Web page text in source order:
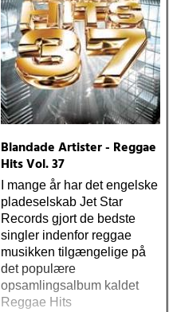
Blandade Artister - Reggae
Hits Vol. 37
I mange år har det engelske
pladeselskab Jet Star
Records gjort de bedste
singler indenfor reggae
musikken tilgængelige på
det populære
opsamlingsalbum kaldet
Reggae Hits